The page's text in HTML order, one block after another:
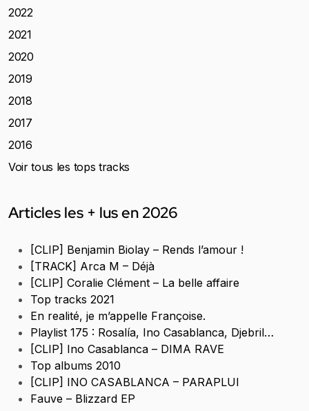
2022
2021
2020
2019
2018
2017
2016
Voir tous les tops tracks
Articles les + lus en 2026
[CLIP] Benjamin Biolay – Rends l’amour !
[TRACK] Arca M – Déjà
[CLIP] Coralie Clément – La belle affaire
Top tracks 2021
En realité, je m’appelle Françoise.
Playlist 175 : Rosalía, Ino Casablanca, Djebril…
[CLIP] Ino Casablanca – DIMA RAVE
Top albums 2010
[CLIP] INO CASABLANCA – PARAPLUI
Fauve – Blizzard EP